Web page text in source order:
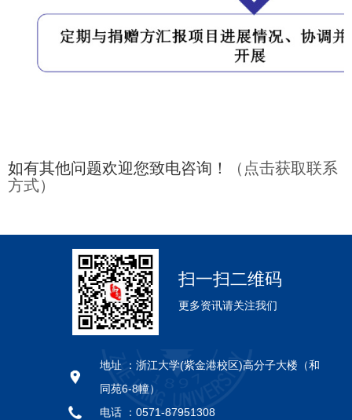
如有其他问题欢迎您致电咨询！
（点击获取联系
方式）
扫一扫二维码
更多资讯请关注我们
地址 ： 浙江大学(紫金港校区)高分子大楼（和
同苑6-8幢）
电话 ： 0571-87951308